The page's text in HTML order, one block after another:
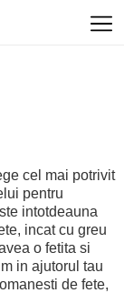
cel mai potrivit
pentru
intotdeauna
incat cu greu
o fetita si
in ajutorul tau
de fete,